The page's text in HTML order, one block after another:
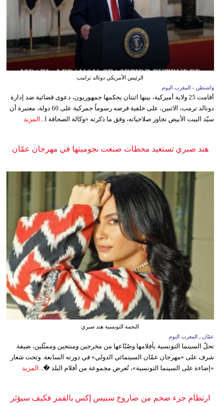
الرئيس الأمريكي دونالد ترامب
واشنطن - المغرب اليوم
أقامت 25 ولاية أميركية، بينها اثنتان يحكمها جمهوريون، دعوى قضائية ضد إدارة
دونالد ترمب، الاثنين، على خلفية فرضه رسوماً جمركية على 60 دولة، معتبرة أن
سيّد البيت الأبيض تجاوز صلاحياته، وفق ما ذكرته «وكالة الصحافة ا... المزيد
هند صبري تستعيد محطات صنعت نجوميتها في مهرجان عمّان
النجمة التونسية هند صبري
عمّان ـ المغرب اليوم
تحلّ السينما التونسية بأفلامها وصُنّاعها من مخرجين ومنتجين وممثّلين، ضيفة
شرف على «مهرجان عمّان السينمائي الدولي» في دورته السابعة. وتحت شعار
«إضاءة على السينما التونسية»، تُعرض مجموعة من أفلام البلد �... المزيد
ارتطام جزء ضخم من صاروخ سبيس إكس بالقمر فكيف سيؤثر